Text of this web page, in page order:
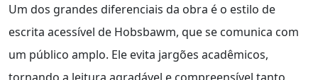
Um dos grandes diferenciais da obra é o estilo de
escrita acessível de Hobsbawm, que se comunica com
um público amplo. Ele evita jargões acadêmicos,